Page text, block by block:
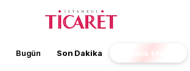
Bugün Son Dakika Finans EKSTRA